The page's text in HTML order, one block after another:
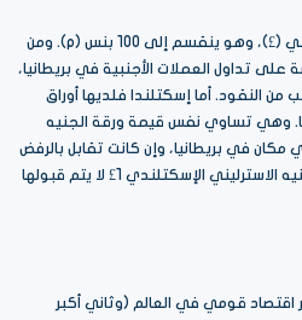
عملة بريطانيا هي الجنيه الاسترليني (£)، وهو ينقسم إلى 100 بنس (p). ومن
تداول العملات الأجنبية في بريطانيا،
النقود. أما إسكتلندا فلديها أوراق
وهي تساوي نفس قيمة ورقة الجنيه
مكان في بريطانيا، وإن كانت تقابل بالرفض
في أغلب الأحيان. حيث أن ورقة الجنيه الاسترليني الإسكتلندي ‏£1 لا يتم قبولها
اقتصاد قومي في العالم (وثاني أكبر